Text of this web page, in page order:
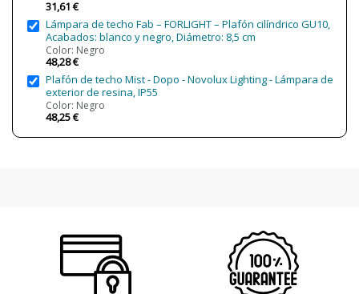
Temperatura de Color
3000K (luz cálida-neutra)
CRI (LED)
80
Bombilla Incluida?
Protección IP
IP65 (protección exterior y algunas
31,61 €
Lámpara de techo Fab – FORLIGHT – Plafón cilíndrico GU10,
Acabados: blanco y negro, Diámetro: 8,5 cm
Color: Negro
48,28 €
Plafón de techo Mist - Dopo - Novolux Lighting - Lámpara de
exterior de resina, IP55
Color: Negro
48,25 €